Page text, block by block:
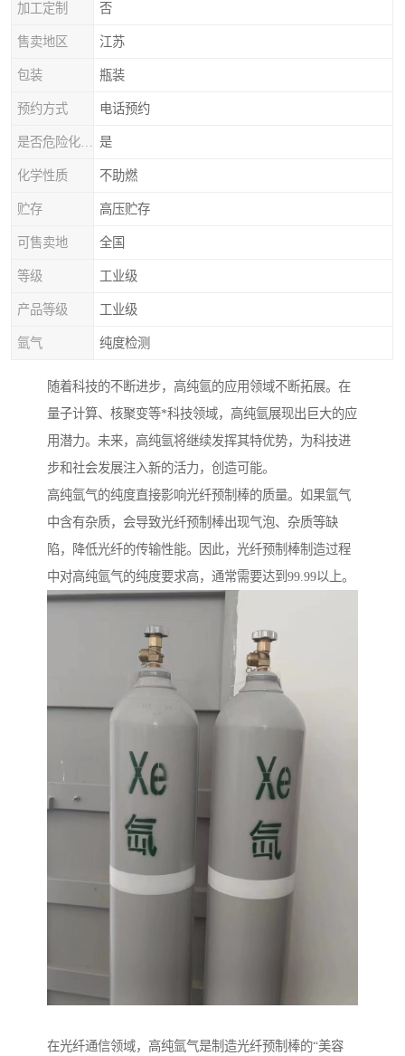
加工定制 否
售卖地区 江苏
包装 瓶装
预约方式 电话预约
是
化学性质 不助燃
贮存 高压贮存
可售卖地 全国
等级 工业级
产品等级 工业级
氩气 纯度检测
随着科技的不断进步，高纯氩的应用领域不断拓展。在
量子计算、核聚变等*科技领域，高纯氩展现出巨大的应
用潜力。未来，高纯氩将继续发挥其特优势，为科技进
步和社会发展注入新的活力，创造可能。
高纯氩气的纯度直接影响光纤预制棒的质量。如果氩气
中含有杂质，会导致光纤预制棒出现气泡、杂质等缺
陷，降低光纤的传输性能。因此，光纤预制棒制造过程
中对高纯氩气的纯度要求高，通常需要达到99.99以上。
在光纤通信领域，高纯氩气是制造光纤预制棒的“美容